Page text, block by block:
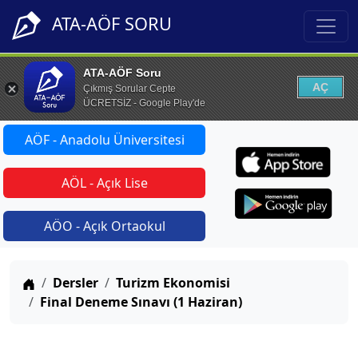
ATA-AÖF SORU
ATA-AÖF Soru
Çıkmış Sorular Cepte
ÜCRETSİZ - Google Play'de
AÇ
AÖF - Anadolu Üniversitesi
AÖL - Açık Lise
AÖO - Açık Ortaokul
Anasayfa
Dersler
Turizm Ekonomisi
Final Deneme Sınavı (1 Haziran)